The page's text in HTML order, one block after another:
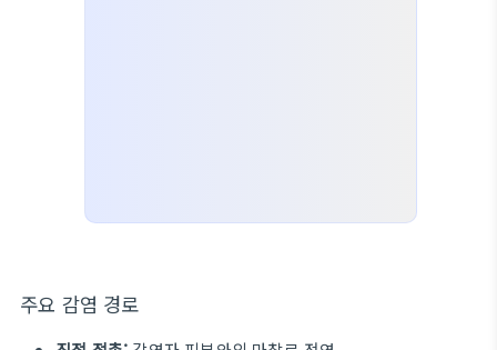
주요 감염 경로